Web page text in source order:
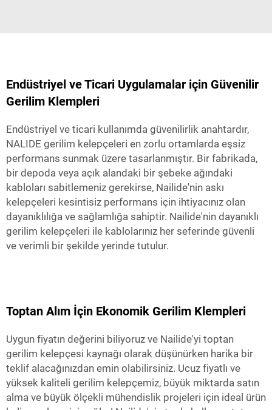
Endüstriyel ve Ticari Uygulamalar için Güvenilir
Gerilim Klempleri
Endüstriyel ve ticari kullanımda güvenilirlik anahtardır,
NALIDE gerilim kelepçeleri en zorlu ortamlarda eşsiz
performans sunmak üzere tasarlanmıştır. Bir fabrikada,
bir depoda veya açık alandaki bir şebeke ağındaki
kabloları sabitlemeniz gerekirse, Nailide'nin askı
kelepçeleri kesintisiz performans için ihtiyacınız olan
dayanıklılığa ve sağlamlığa sahiptir. Nailide'nin dayanıklı
gerilim kelepçeleri ile kablolarınız her seferinde güvenli
ve verimli bir şekilde yerinde tutulur.
Toptan Alım İçin Ekonomik Gerilim Klempleri
Uygun fiyatın değerini biliyoruz ve Nailide'yi toptan
gerilim kelepçesi kaynağı olarak düşünürken harika bir
teklif alacağınızdan emin olabilirsiniz. Ucuz fiyatlı ve
yüksek kaliteli gerilim kelepçemiz, büyük miktarda satın
alma ve büyük ölçekli mühendislik projeleri için ideal ürün